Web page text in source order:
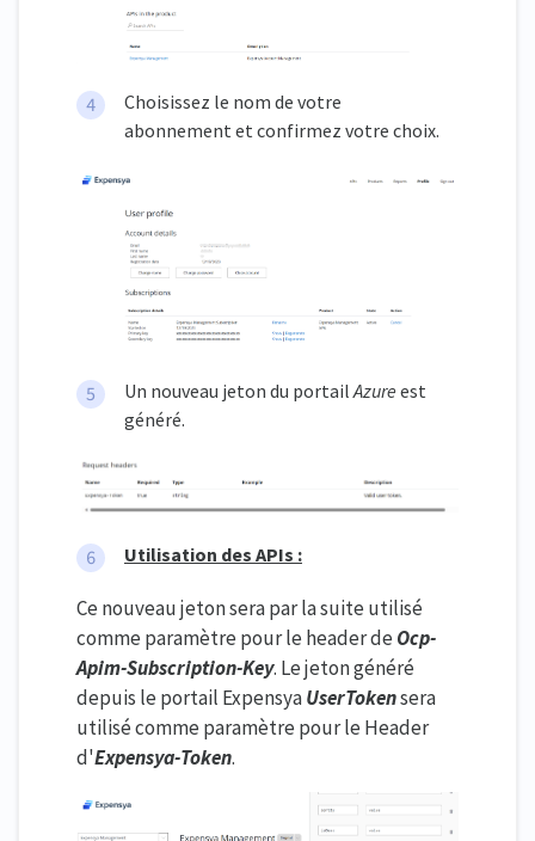
Choisissez le nom de votre
abonnement et confirmez votre choix.
Un nouveau jeton du portail Azure est
généré.
Utilisation des APIs :
Ce nouveau jeton sera par la suite utilisé
comme paramètre pour le header de Ocp-
Apim-Subscription-Key. Le jeton généré
depuis le portail ExpensyaUserTokensera
utilisé comme paramètre pour le Header
d'Expensya-Token.